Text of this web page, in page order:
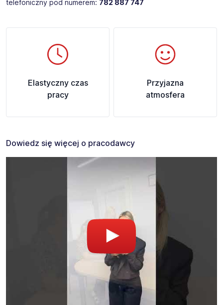
telefoniczny pod numerem: 782 887 747
Elastyczny czas
pracy
Przyjazna
atmosfera
Dowiedz się więcej o pracodawcy